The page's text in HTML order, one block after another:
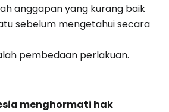
anggapan yang kurang baik
sebelum mengetahui secara
pembedaan perlakuan.
menghormati hak